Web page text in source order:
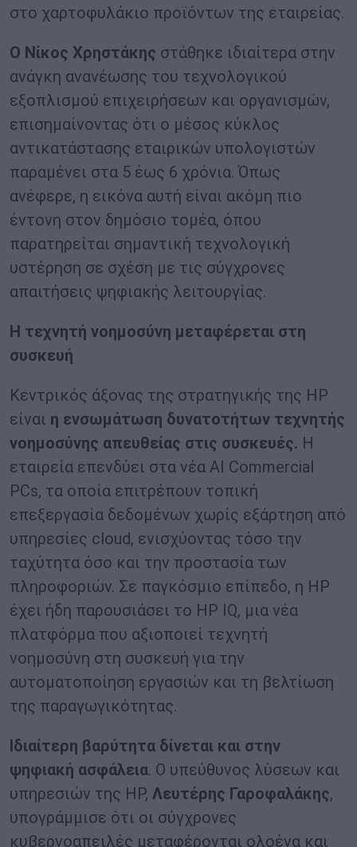
στο χαρτοφυλάκιο προϊόντων της εταιρείας.
Ο Νίκος Χρηστάκης στάθηκε ιδιαίτερα στην
ανάγκη ανανέωσης του τεχνολογικού
εξοπλισμού επιχειρήσεων και οργανισμών,
επισημαίνοντας ότι ο μέσος κύκλος
αντικατάστασης εταιρικών υπολογιστών
παραμένει στα 5 έως 6 χρόνια. Όπως
ανέφερε, η εικόνα αυτή είναι ακόμη πιο
έντονη στον δημόσιο τομέα, όπου
παρατηρείται σημαντική τεχνολογική
υστέρηση σε σχέση με τις σύγχρονες
απαιτήσεις ψηφιακής λειτουργίας.
Η τεχνητή νοημοσύνη μεταφέρεται στη
συσκευή
Κεντρικός άξονας της στρατηγικής της HP
είναι η ενσωμάτωση δυνατοτήτων τεχνητής
νοημοσύνης απευθείας στις συσκευές. Η
εταιρεία επενδύει στα νέα AI Commercial
PCs, τα οποία επιτρέπουν τοπική
επεξεργασία δεδομένων χωρίς εξάρτηση από
υπηρεσίες cloud, ενισχύοντας τόσο την
ταχύτητα όσο και την προστασία των
πληροφοριών. Σε παγκόσμιο επίπεδο, η HP
έχει ήδη παρουσιάσει το HP IQ, μια νέα
πλατφόρμα που αξιοποιεί τεχνητή
νοημοσύνη στη συσκευή για την
αυτοματοποίηση εργασιών και τη βελτίωση
της παραγωγικότητας.
Ιδιαίτερη βαρύτητα δίνεται και στην
ψηφιακή ασφάλεια. Ο υπεύθυνος λύσεων και
υπηρεσιών της HP, Λευτέρης Γαροφαλάκης,
υπογράμμισε ότι οι σύγχρονες
κυβερνοαπειλές μεταφέρονται ολοένα και